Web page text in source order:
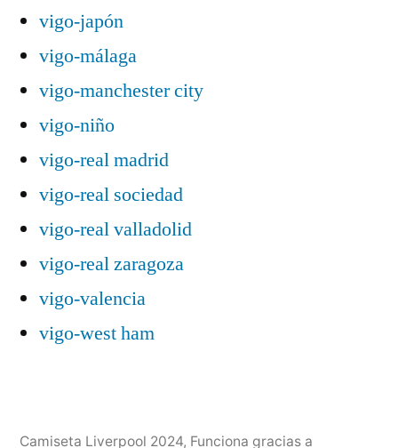
vigo-japón
vigo-málaga
vigo-manchester city
vigo-niño
vigo-real madrid
vigo-real sociedad
vigo-real valladolid
vigo-real zaragoza
vigo-valencia
vigo-west ham
Camiseta Liverpool 2024, Funciona gracias a